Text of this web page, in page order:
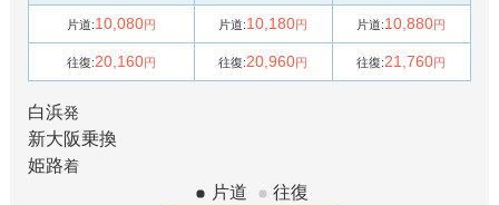
片道:10,080円 片道:10,180円 片道:10,880円
往復:20,160円 往復:20,960円 往復:21,760円
白浜発
新大阪乗換
姫路着
片道 往復